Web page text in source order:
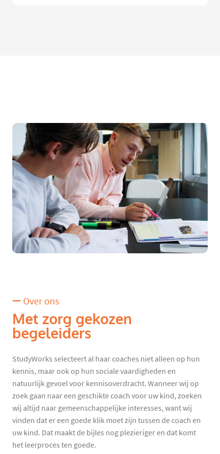
Over ons
Met zorg gekozen
begeleiders
StudyWorks selecteert al haar coaches niet alleen op hun
kennis, maar ook op hun sociale vaardigheden en
natuurlijk gevoel voor kennisoverdracht. Wanneer wij op
zoek gaan naar een geschikte coach voor uw kind, zoeken
wij altijd naar gemeenschappelijke interesses, want wij
vinden dat er een goede klik moet zijn tussen de coach en
uw kind. Dat maakt de bijles nog plezieriger en dat komt
het leerproces ten goede.